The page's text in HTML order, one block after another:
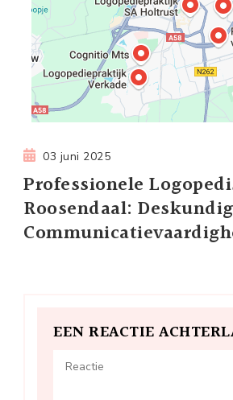
03 juni 2025
Professionele
Roosendaal:
EEN REACTIE